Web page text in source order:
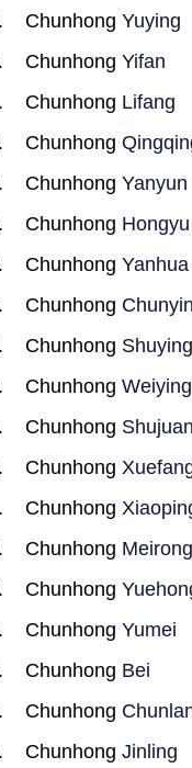
ChunhongYuying
ChunhongYifan
Chunhong Lifang
Chunhong
ChunhongYanyun
Chunhong Hongyu
ChunhongYanhua
Chunhong
Chunhong Shuying
ChunhongWeiying
Chunhong Shujuan
Chunhong
Chunhong
Chunhong Meirong
Chunhong
ChunhongYumei
Chunhong Bei
Chunhong
ChunhongJinling